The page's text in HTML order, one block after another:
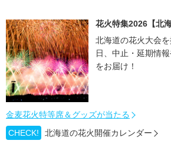
花火特集2026【北海
北海道の花火大会
日、中止・延期情
をお届け！
金麦花火特等席＆グッズが当たる
CHECK!
北海道の花火開催カレンダー